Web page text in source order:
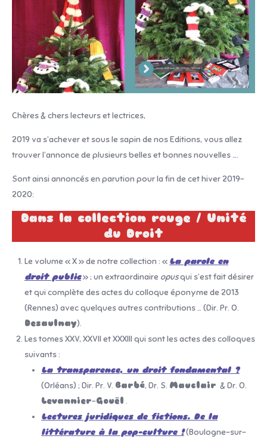
Chères & chers lecteurs et lectrices,
2019 va s’achever et sous le sapin de nos Editions, vous allez
trouver l’annonce de plusieurs belles et bonnes nouvelles ….
Sont ainsi annoncés en parution pour la fin de cet hiver 2019-
2020:
Dans la collection rouge / Unité
du Droit
Le volume « X » de notre collection : « La parole en
droit public» ; un extraordinaire opusqui s’est fait désirer
et qui complète des actes du colloque éponyme de 2013
(Rennes) avec quelques autres contributions … (Dir. Pr. O.
Desaulnay).
Les tomes XXV, XXVII et XXXIII qui sont les actes des colloques
suivants :
La transparence, un droit fondamental ?
(Orléans) ; Dir. Pr. V. Barbé, Dr. S. Mauclair & Dr. O.
Levannier–Gouël .
Lectures juridiques de fictions. De la
littérature à la pop-culture !(Boulogne-sur-